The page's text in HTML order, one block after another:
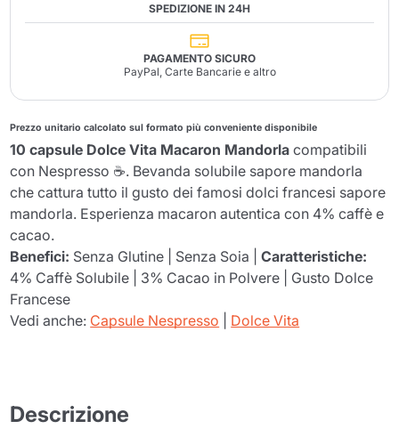
SPEDIZIONE IN 24H
PAGAMENTO SICURO
PayPal, Carte Bancarie e altro
Prezzo unitario calcolato sul formato più conveniente disponibile
10 capsule Dolce Vita Macaron Mandorla compatibili
con Nespresso ☕. Bevanda solubile sapore mandorla
che cattura tutto il gusto dei famosi dolci francesi sapore
mandorla. Esperienza macaron autentica con 4% caffè e
cacao.
Benefici: Senza Glutine | Senza Soia |Caratteristiche:
4% Caffè Solubile | 3% Cacao in Polvere | Gusto Dolce
Francese
Vedi anche: Capsule Nespresso Dolce Vita
Descrizione